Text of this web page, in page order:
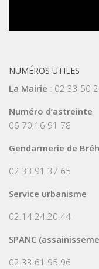
NUMÉROS UTILES
La Mairie : 02 33 50
Numéro d’astreinte
06 70 16 91 78
Gendarmerie de
02 33 91 37 65
Service urbanisme
02.14.24.20.44
SPANC
02.33.61.95.96